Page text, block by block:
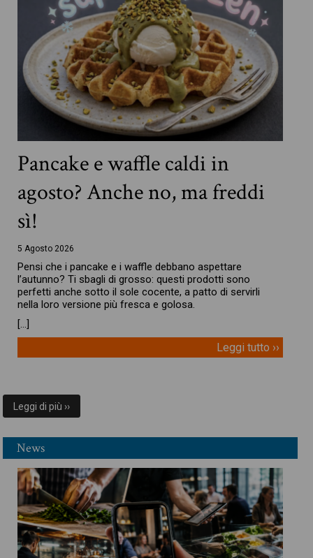
Pancake e waffle caldi in
agosto? Anche no, ma freddi
sì!
5 Agosto 2026
Pensi che i pancake e i waffle debbano aspettare
l’autunno? Ti sbagli di grosso: questi prodotti sono
perfetti anche sotto il sole cocente, a patto di servirli
nella loro versione più fresca e golosa.
[…]
Leggi tutto ››
Leggi di più ››
News